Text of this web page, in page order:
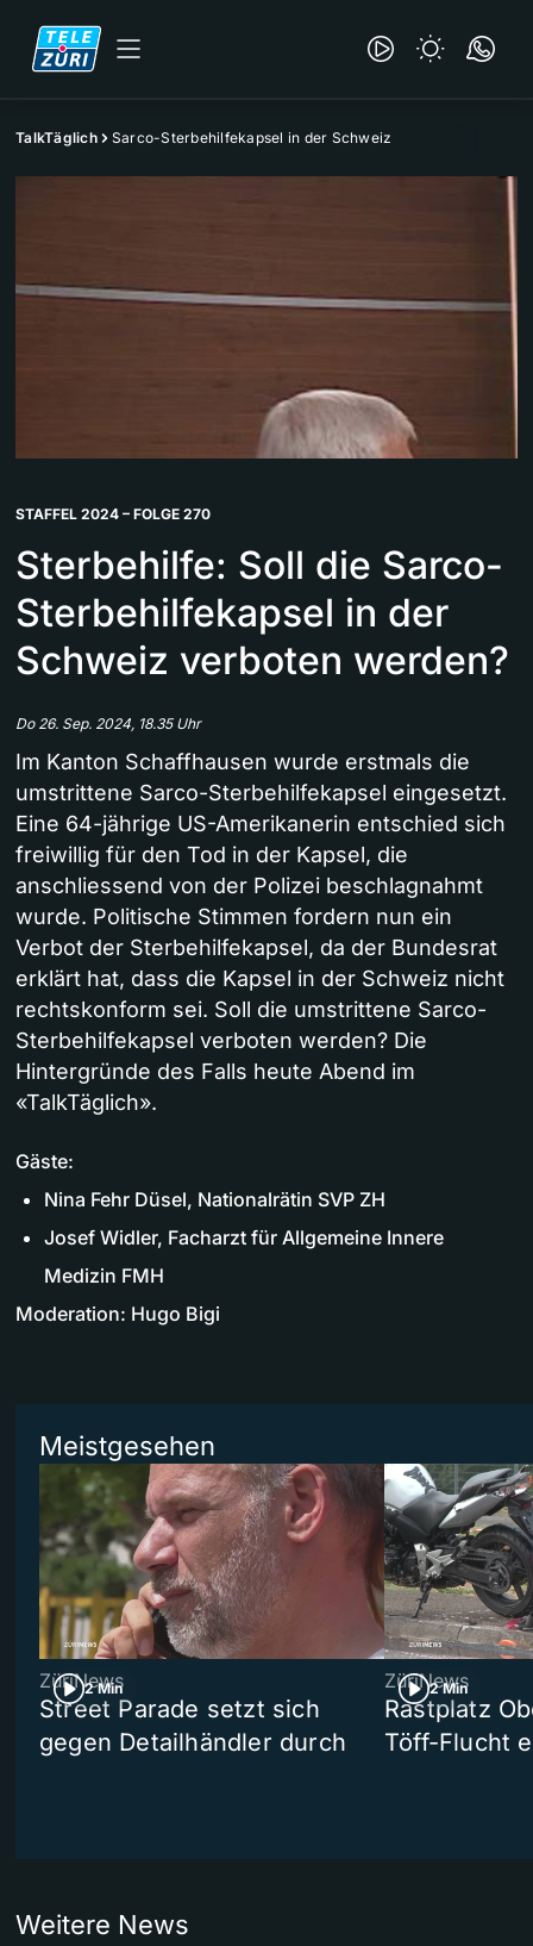
TalkTäglich Sarco-Sterbehilfekapsel in der Schweiz
STAFFEL 2024 – FOLGE 270
Sterbehilfe: Soll die Sarco-
Sterbehilfekapsel in der
Schweiz verboten werden?
Do 26. Sep. 2024, 18.35 Uhr
Im Kanton Schaffhausen wurde erstmals die
umstrittene Sarco-Sterbehilfekapsel eingesetzt.
Eine 64-jährige US-Amerikanerin entschied sich
freiwillig für den Tod in der Kapsel, die
anschliessend von der Polizei beschlagnahmt
wurde. Politische Stimmen fordern nun ein
Verbot der Sterbehilfekapsel, da der Bundesrat
erklärt hat, dass die Kapsel in der Schweiz nicht
rechtskonform sei. Soll die umstrittene Sarco-
Sterbehilfekapsel verboten werden? Die
Hintergründe des Falls heute Abend im
«TalkTäglich».
Gäste:
Nina Fehr Düsel, Nationalrätin SVP ZH
Josef Widler, Facharzt für Allgemeine Innere
Medizin FMH
Moderation: Hugo Bigi
Meistgesehen
2 Min
ZüriNews
Street Parade setzt sich
gegen Detailhändler durch
2 Min
ZüriNews
Rastplatz
Töff-Flucht
Weitere News